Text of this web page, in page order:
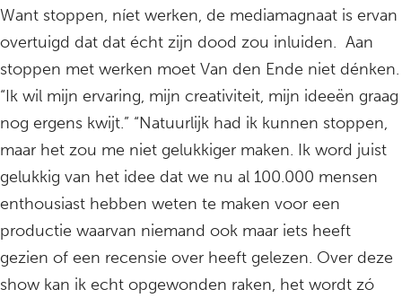
Want stoppen, níet werken, de mediamagnaat is ervan
overtuigd dat dat écht zijn dood zou inluiden. Aan
stoppen met werken moet Van den Ende niet dénken.
“Ik wil mijn ervaring, mijn creativiteit, mijn ideeën graag
nog ergens kwijt.” “Natuurlijk had ik kunnen stoppen,
maar het zou me niet gelukkiger maken. Ik word juist
gelukkig van het idee dat we nu al 100.000 mensen
enthousiast hebben weten te maken voor een
productie waarvan niemand ook maar iets heeft
gezien of een recensie over heeft gelezen. Over deze
show kan ik echt opgewonden raken, het wordt zó